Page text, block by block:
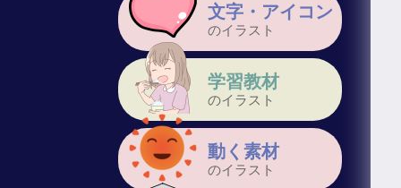
文字・アイコン
のイラスト
学習教材
のイラスト
動く素材
のイラスト